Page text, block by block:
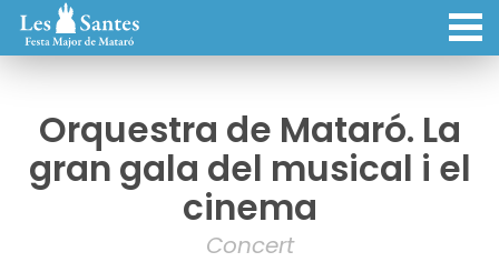
Orquestra de Mataró. La
gran gala del musical i el
cinema
Concert